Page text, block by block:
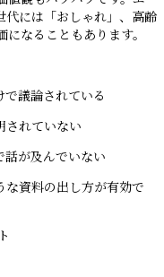
代には「おしゃれ」、高齢
なることもあります。
で議論されている
されていない
話が及んでいない
な資料の出し方が有効で